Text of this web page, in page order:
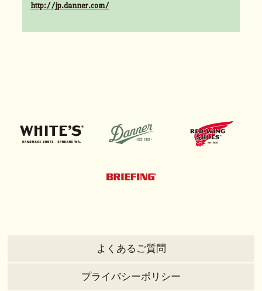
http://jp.danner.com/
よくあるご質問
プライバシーポリシー